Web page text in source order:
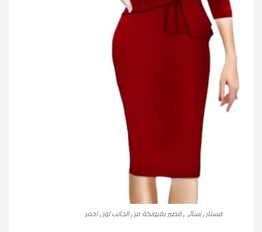
فستان نسائى قصير بفيونكة من الجانب لون احمر